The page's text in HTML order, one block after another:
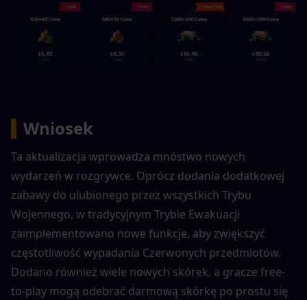
Wniosek
Ta aktualizacja wprowadza mnóstwo nowych
wydarzeń w rozgrywce. Oprócz dodania dodatkowej
zabawy do ulubionego przez wszystkich Trybu
Wojennego, w tradycyjnym Trybie Ewakuacji
zaimplementowano nowe funkcje, aby zwiększyć
częstotliwość wypadania Czerwonych przedmiotów.
Dodano również wiele nowych skórek, a gracze free-
to-play mogą odebrać darmową skórkę po prostu się